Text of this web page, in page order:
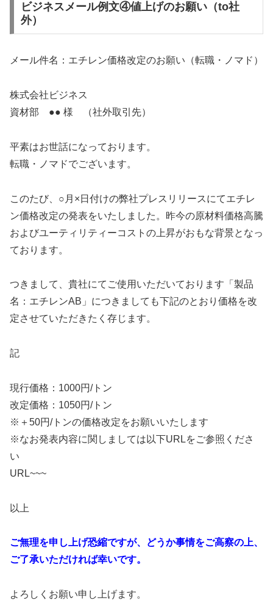
ビジネスメール例文④値上げのお願い（to社
外）
メール件名：エチレン価格改定のお願い（転職・ノマド）
株式会社ビジネス
資材部 ●● 様 （社外取引先）
平素はお世話になっております。
転職・ノマドでございます。
このたび、○月×日付けの弊社プレスリリースにてエチレ
ン価格改定の発表をいたしました。昨今の原材料価格高騰
およびユーティリティーコストの上昇がおもな背景となっ
ております。
つきまして、貴社にてご使用いただいております「製品
名：エチレンAB」につきましても下記のとおり価格を改
定させていただきたく存じます。
記
現行価格：1000円/トン
改定価格：1050円/トン
※＋50円/トンの価格改定をお願いいたします
※なお発表内容に関しましては以下URLをご参照くださ
い
URL~~~
以上
ご無理を申し上げ恐縮ですが、どうか事情をご高察の上、
ご了承いただければ幸いです。
よろしくお願い申し上げます。